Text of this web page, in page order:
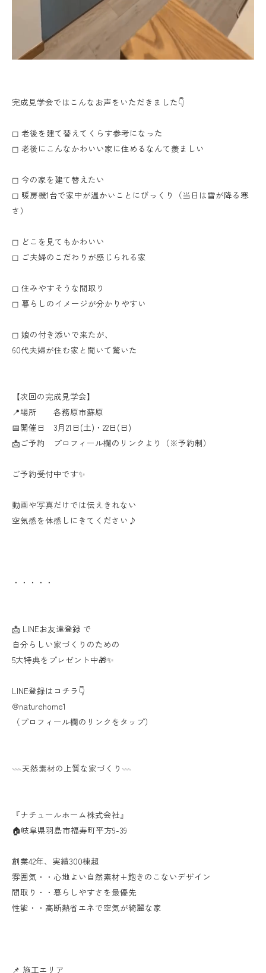
完成見学会ではこんなお声をいただきました👇
◻︎ 老後を建て替えてくらす参考になった
◻︎ 老後にこんなかわいい家に住めるなんて羨ましい
◻︎ 今の家を建て替えたい
◻︎ 暖房機1台で家中が温かいことにびっくり（当日は雪が降る寒
さ）
◻︎ どこを見てもかわいい
◻︎ ご夫婦のこだわりが感じられる家
◻︎ 住みやすそうな間取り
◻︎ 暮らしのイメージが分かりやすい
◻︎ 娘の付き添いで来たが、
60代夫婦が住む家と聞いて驚いた
【次回の完成見学会】
📍場所 各務原市蘇原
📅開催日 3月21日(土)・22日(日)
📩ご予約 プロフィール欄のリンクより（※予約制）
ご予約受付中です✨
動画や写真だけでは伝えきれない
空気感を体感しにきてください♪
・・・・・
📩 LINEお友達登録 で
自分らしい家づくりのための
5大特典をプレゼント中🎁✨
LINE登録はコチラ👇
@naturehome1
（プロフィール欄のリンクをタップ）
𓇠天然素材の上質な家づくり𓇠
『ナチュールホーム株式会社』
🏠岐阜県羽島市福寿町平方9-39
創業42年、実績300棟超
雰囲気・・心地よい自然素材+飽きのこないデザイン
間取り・・暮らしやすさを最優先
性能・・高断熱省エネで空気が綺麗な家
📌 施工エリア